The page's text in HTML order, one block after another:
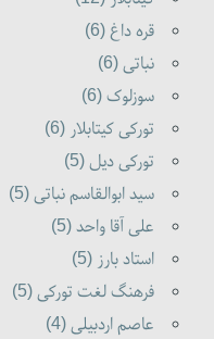
قره داغ (6)
نباتی (6)
سوزلوک (6)
تورکی کیتابلار (6)
تورکی دیل (5)
سید ابوالقاسم نباتی (5)
علی آقا واحد (5)
استاد بارز (5)
فرهنگ لغت تورکی (5)
عاصم اردبیلی (4)